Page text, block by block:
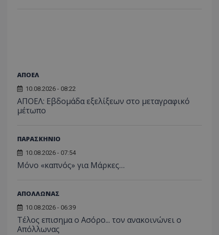
ΑΠΟΕΛ
10.08.2026 - 08:22
ΑΠΟΕΛ: Εβδομάδα εξελίξεων στο μεταγραφικό
μέτωπο
ΠΑΡΑΣΚΗΝΙΟ
10.08.2026 - 07:54
Μόνο «καπνός» για Μάρκες…
ΑΠΟΛΛΩΝΑΣ
10.08.2026 - 06:39
Tέλος επισημα ο Ασόρο... τον ανακοινώνει ο
Απόλλωνας